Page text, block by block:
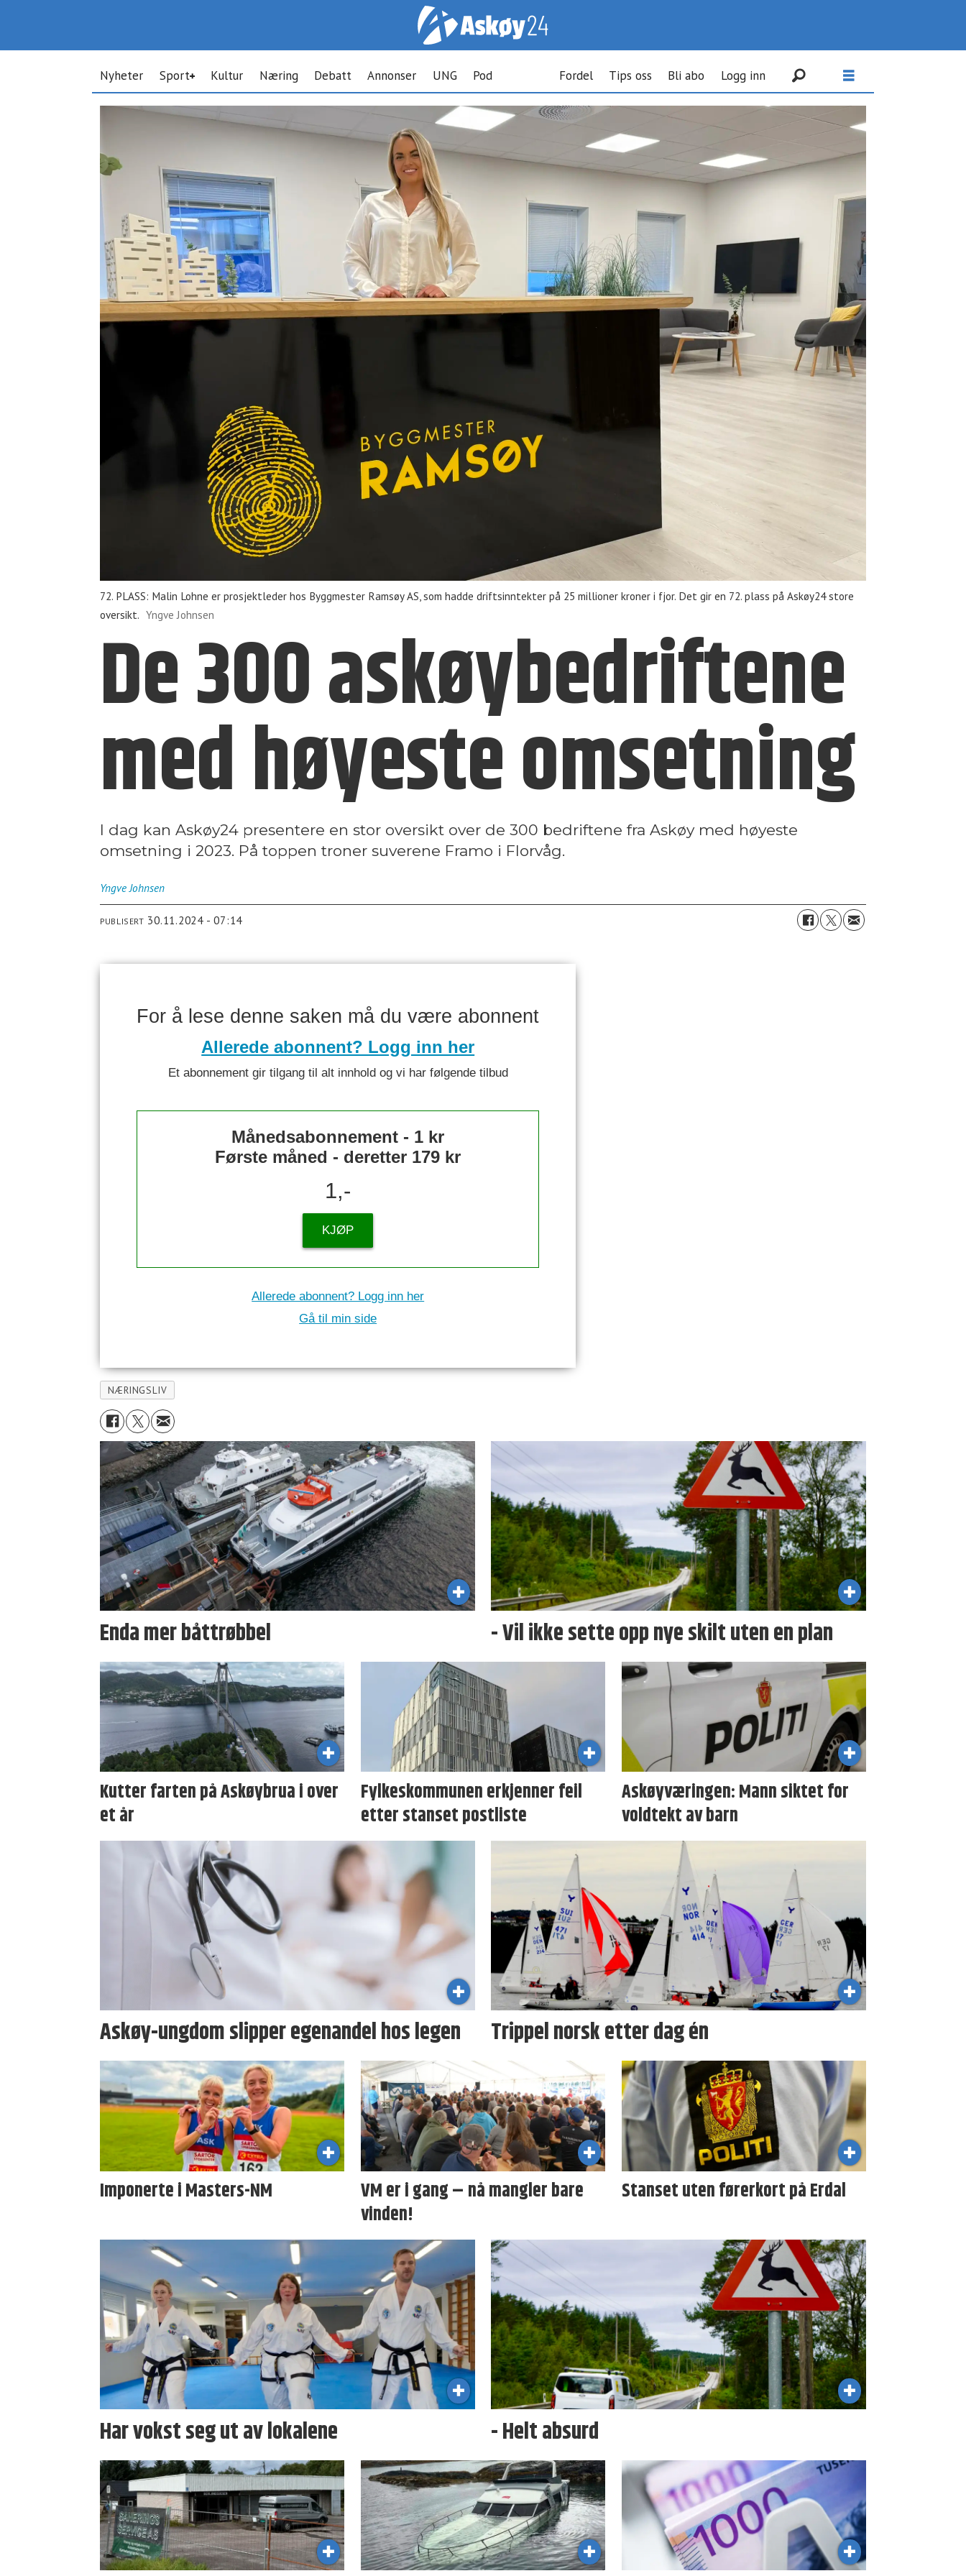
Nyheter Sport Kultur Næring Debatt Annonser UNG Pod Fordel Tips oss Bli abo Logg inn
72. PLASS: Malin Lohne er prosjektleder hos Byggmester Ramsøy AS, som hadde driftsinntekter på 25 millioner kroner i fjor. Det gir en 72. plass på Askøy24 store
oversikt. Yngve Johnsen
De 300 askøy­bedriftene
med høyeste omsetning
I dag kan Askøy24 presentere en stor oversikt over de 300 bedriftene fra Askøy med høyeste
omsetning i 2023. På toppen troner suverene Framo i Florvåg.
Yngve Johnsen
PUBLISERT 30.11.2024 - 07:14
For å lese denne saken må du være abonnent
Allerede abonnent? Logg inn her
Et abonnement gir tilgang til alt innhold og vi har følgende tilbud
Månedsabonnement - 1 kr
Første måned - deretter 179 kr
1,-
KJØP
Allerede abonnent? Logg inn her
Gå til min side
NÆRINGSLIV
Enda mer båttrøbbel - Vil ikke sette opp nye skilt uten en plan
Kutter farten på Askøybrua i over
et år
Fylkeskommunen erkjenner feil
etter stanset postliste
Askøyværingen: Mann siktet for
voldtekt av barn
Askøy-ungdom slipper egenandel hos legen Trippel norsk etter dag én
Imponerte i Masters-NM
VM er i gang – nå mangler bare
vinden!
Stanset uten førerkort på Erdal
Har vokst seg ut av lokalene - Helt absurd